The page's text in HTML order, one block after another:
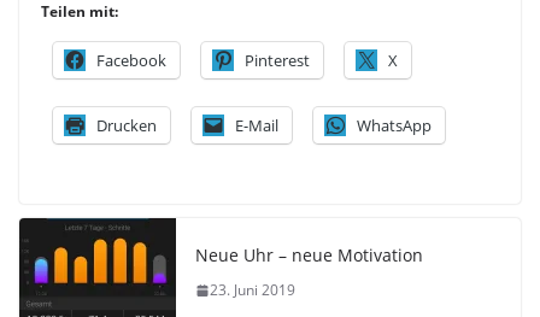
Teilen mit:
Facebook Pinterest X
Drucken E-Mail WhatsApp
Neue Uhr – neue Motivation
23. Juni 2019